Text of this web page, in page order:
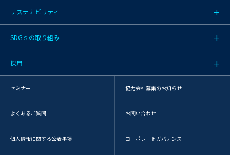
サステナビリティ
SDGｓの取り組み
採用
セミナー 協力会社募集のお知らせ
よくあるご質問 お問い合わせ
個人情報に関する公表事項 コーポレートガバナンス